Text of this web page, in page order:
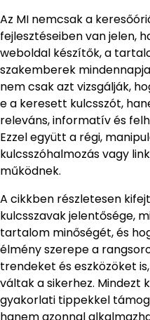
Az MI nemcsak a
fejlesztéseiben van jelen,
weboldal készítők, a
szakemberek
nem csak azt vizsgálják,
e a keresett kulcsszót,
releváns, informatív és
Ezzel együtt a régi,
kulcsszóhalmozás vagy
működnek.
A cikkben részletesen
kulcsszavak jelentősége,
tartalom minőségét, és
élmény szerepe a
trendeket és eszközöket
váltak a sikerhez. Mindezt
gyakorlati tippekkel
hanem azonnal